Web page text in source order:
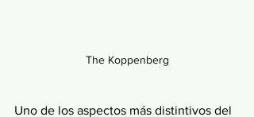
The Koppenberg
Uno de los aspectos más distintivos del